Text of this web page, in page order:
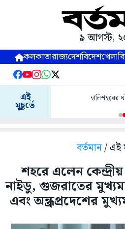
৯ আগস্ট,
কলকাতারাজ্যদেশবিদেশখেলা
এই
মুহূর্তে
হালিশহরের
বর্তমান/ এই
শহরে এলেন কেন্দ্রীয়
নাইডু, গুজরাতের
এবং অন্ধ্রপ্রদেশের